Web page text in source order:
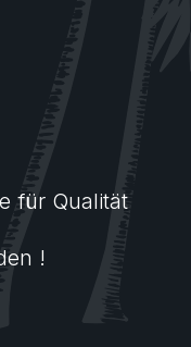
für Qualität
!